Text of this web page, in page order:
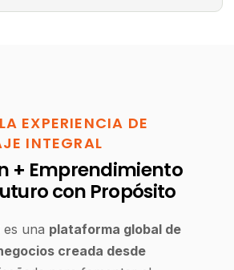
EXPERIENCIA DE
INTEGRAL
+ Emprendimiento
con Propósito
es una plataforma global de
creada desde